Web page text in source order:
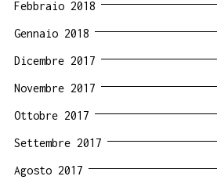
Febbraio 2018
Gennaio 2018
Dicembre 2017
Novembre 2017
Ottobre 2017
Settembre 2017
Agosto 2017